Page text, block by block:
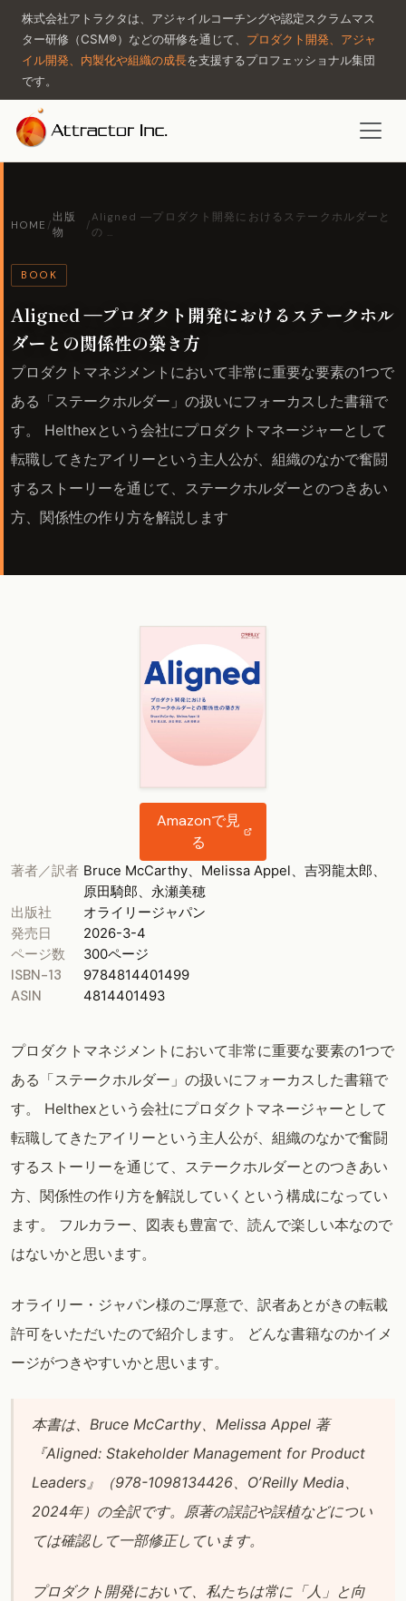
株式会社アトラクタは、アジャイルコーチングや認定スクラムマス
ター研修（CSM®）などの研修を通じて、 プロダクト開発、アジャ
イル開発、内製化や組織の成長を支援するプロフェッショナル集団
です。
HOME /
出版
物
/
Aligned ―プロダクト開発におけるステークホルダーと
の …
BOOK
Aligned ―プロダクト開発におけるステークホル
ダーとの関係性の築き方
プロダクトマネジメントにおいて非常に重要な要素の1つで
ある「ステークホルダー」の扱いにフォーカスした書籍で
す。 Helthexという会社にプロダクトマネージャーとして
転職してきたアイリーという主人公が、組織のなかで奮闘
するストーリーを通じて、ステークホルダーとのつきあい
方、関係性の作り方を解説します
Amazonで見
る
著者／訳者 Bruce McCarthy、Melissa Appel、吉羽龍太郎、
原田騎郎、永瀬美穂
出版社 オライリージャパン
発売日 2026-3-4
ページ数 300ページ
ISBN-13 9784814401499
ASIN 4814401493
プロダクトマネジメントにおいて非常に重要な要素の1つで
ある「ステークホルダー」の扱いにフォーカスした書籍で
す。 Helthexという会社にプロダクトマネージャーとして
転職してきたアイリーという主人公が、組織のなかで奮闘
するストーリーを通じて、ステークホルダーとのつきあい
方、関係性の作り方を解説していくという構成になってい
ます。 フルカラー、図表も豊富で、読んで楽しい本なので
はないかと思います。
オライリー・ジャパン様のご厚意で、訳者あとがきの転載
許可をいただいたので紹介します。 どんな書籍なのかイメ
ージがつきやすいかと思います。
本書は、Bruce McCarthy、Melissa Appel 著
『Aligned: Stakeholder Management for Product
Leaders』（978-1098134426、OʼReilly Media、
2024年）の全訳です。原著の誤記や誤植などについ
ては確認して一部修正しています。
プロダクト開発において、私たちは常に「人」と向